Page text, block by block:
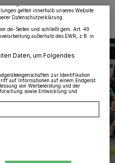
gelten innerhalb unseres Website.
Datenschutzerklärung.
Seiten und schließt gem. Art. 49
außerhalb des EWR, z.B. in
Daten, um Folgendes
zur Identifikation
auf Informationen auf einem Endgerät.
von Werbeleistung und der
sowie Entwicklung und